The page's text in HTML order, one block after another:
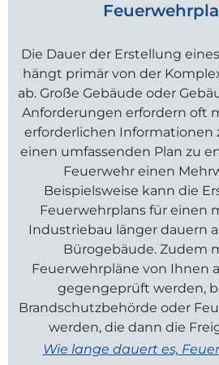
Die Dauer der Erstellung
hängt primär von der
ab. Große Gebäude oder
Anforderungen erfordern oft
erforderlichen Informationen
einen umfassenden Plan zu
Feuerwehr einen
Beispielsweise kann die
Feuerwehrplans für einen
Industriebau länger dauern
Bürogebäude. Zudem
Feuerwehrpläne von Ihnen
gegengeprüft werden,
Brandschutzbehörde oder
werden, die dann die
Wie lange dauert es,